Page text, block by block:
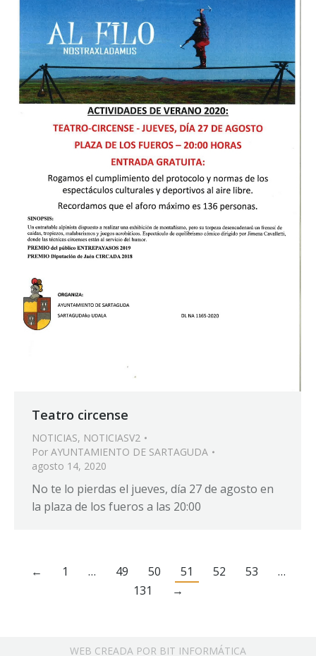
Teatro circense
NOTICIAS, NOTICIASV2
Por AYUNTAMIENTO DE SARTAGUDA
agosto 14, 2020
No te lo pierdas el jueves, día 27 de agosto en
la plaza de los fueros a las 20:00
← 1 … 49 50 51 52 53
…
131
→
WEB CREADA POR BIT INFORMÁTICA